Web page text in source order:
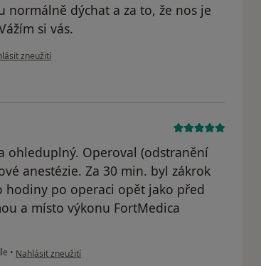
normálně dýchat a za to, že nos je
si vás.
názoru uživatele Lucie Krasnay
zneužití
ohleduplný. Operoval (odstranění
anestézie. Za 30 min. byl zákrok
hodiny po operaci opět jako před
a místo výkonu FortMedica
• podle názoru uživatele Váš účet byl odstraněn
Nahlásit zneužití